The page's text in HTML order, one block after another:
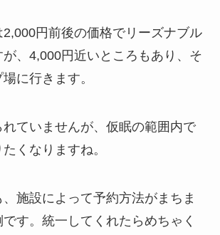
円前後の価格でリーズナブル
、4,000円近いところもあり、そ
に行きます。
ていませんが、仮眠の範囲内で
くなりますね。
施設によって予約方法がまちま
す。統一してくれたらめちゃく